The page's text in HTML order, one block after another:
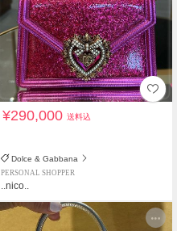
¥290,000送料込
Dolce & Gabbana
PERSONAL SHOPPER
..nico..